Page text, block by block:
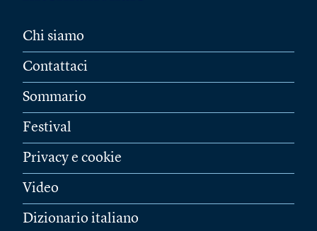
Chi siamo
Contattaci
Sommario
Festival
Privacy e cookie
Video
Dizionario italiano